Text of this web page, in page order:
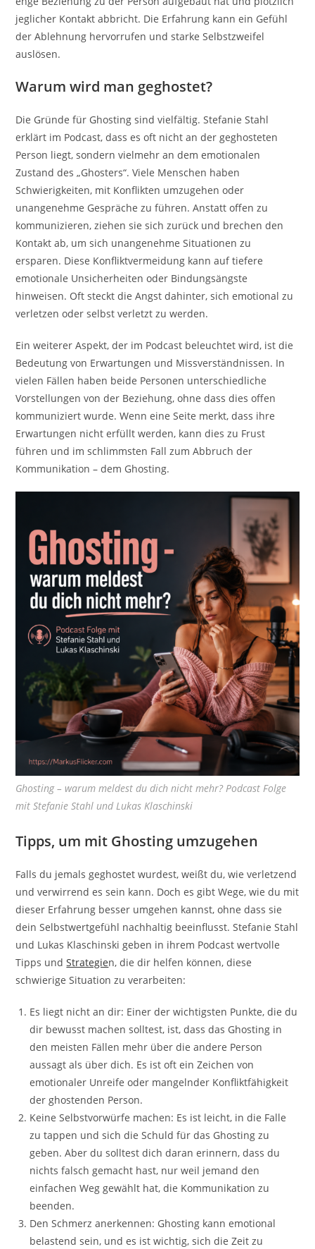
jeglicher Kontakt abbricht. Die Erfahrung kann ein Gefühl
der Ablehnung hervorrufen und starke Selbstzweifel
auslösen.
Warum wird man geghostet?
Die Gründe für Ghosting sind vielfältig. Stefanie Stahl
erklärt im Podcast, dass es oft nicht an der geghosteten
Person liegt, sondern vielmehr an dem emotionalen
Zustand des „Ghosters“. Viele Menschen haben
Schwierigkeiten, mit Konflikten umzugehen oder
unangenehme Gespräche zu führen. Anstatt offen zu
kommunizieren, ziehen sie sich zurück und brechen den
Kontakt ab, um sich unangenehme Situationen zu
ersparen. Diese Konfliktvermeidung kann auf tiefere
emotionale Unsicherheiten oder Bindungsängste
hinweisen. Oft steckt die Angst dahinter, sich emotional zu
verletzen oder selbst verletzt zu werden.
Ein weiterer Aspekt, der im Podcast beleuchtet wird, ist die
Bedeutung von Erwartungen und Missverständnissen. In
vielen Fällen haben beide Personen unterschiedliche
Vorstellungen von der Beziehung, ohne dass dies offen
kommuniziert wurde. Wenn eine Seite merkt, dass ihre
Erwartungen nicht erfüllt werden, kann dies zu Frust
führen und im schlimmsten Fall zum Abbruch der
Kommunikation – dem Ghosting.
Ghosting – warum meldest du dich nicht mehr? Podcast Folge
mit Stefanie Stahl und Lukas Klaschinski
Tipps, um mit Ghosting umzugehen
Falls du jemals geghostet wurdest, weißt du, wie verletzend
und verwirrend es sein kann. Doch es gibt Wege, wie du mit
dieser Erfahrung besser umgehen kannst, ohne dass sie
dein Selbstwertgefühl nachhaltig beeinflusst. Stefanie Stahl
und Lukas Klaschinski geben in ihrem Podcast wertvolle
Tipps undStrategien, die dir helfen können, diese
schwierige Situation zu verarbeiten:
Es liegt nicht an dir: Einer der wichtigsten Punkte, die du
dir bewusst machen solltest, ist, dass das Ghosting in
den meisten Fällen mehr über die andere Person
aussagt als über dich. Es ist oft ein Zeichen von
emotionaler Unreife oder mangelnder Konfliktfähigkeit
der ghostenden Person.
Keine Selbstvorwürfe machen: Es ist leicht, in die Falle
zu tappen und sich die Schuld für das Ghosting zu
geben. Aber du solltest dich daran erinnern, dass du
nichts falsch gemacht hast, nur weil jemand den
einfachen Weg gewählt hat, die Kommunikation zu
beenden.
Den Schmerz anerkennen: Ghosting kann emotional
belastend sein, und es ist wichtig, sich die Zeit zu